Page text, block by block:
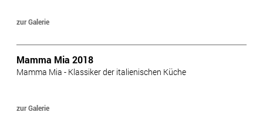
zur Galerie
Mamma Mia 2018
Mamma Mia - Klassiker der italienischen Küche
zur Galerie